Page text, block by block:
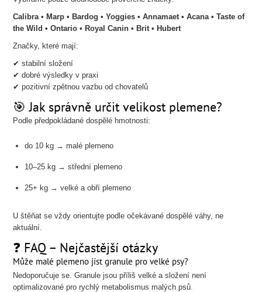
Calibra • Marp • Bardog • Yoggies • Annamaet • Acana • Taste of
the Wild • Ontario • Royal Canin • Brit • Hubert
Značky, které mají:
✔ stabilní složení
✔ dobré výsledky v praxi
✔ pozitivní zpětnou vazbu od chovatelů
🎯 Jak správně určit velikost plemene?
Podle předpokládané dospělé hmotnosti:
do 10 kg → malé plemeno
10–25 kg → střední plemeno
25+ kg → velké a obří plemeno
U štěňat se vždy orientujte podle očekávané dospělé váhy, ne
aktuální.
❓ FAQ – Nejčastější otázky
Může malé plemeno jíst granule pro velké psy?
Nedoporučuje se. Granule jsou příliš velké a složení není
optimalizované pro rychlý metabolismus malých psů.